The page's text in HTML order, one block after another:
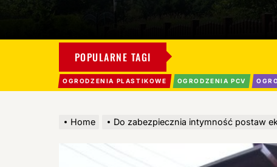
POPULARNE TAGI
OGRODZENIA PLASTIKOWE OGRODZENIA PCV
Home Do zabezpiecznia intymność postaw